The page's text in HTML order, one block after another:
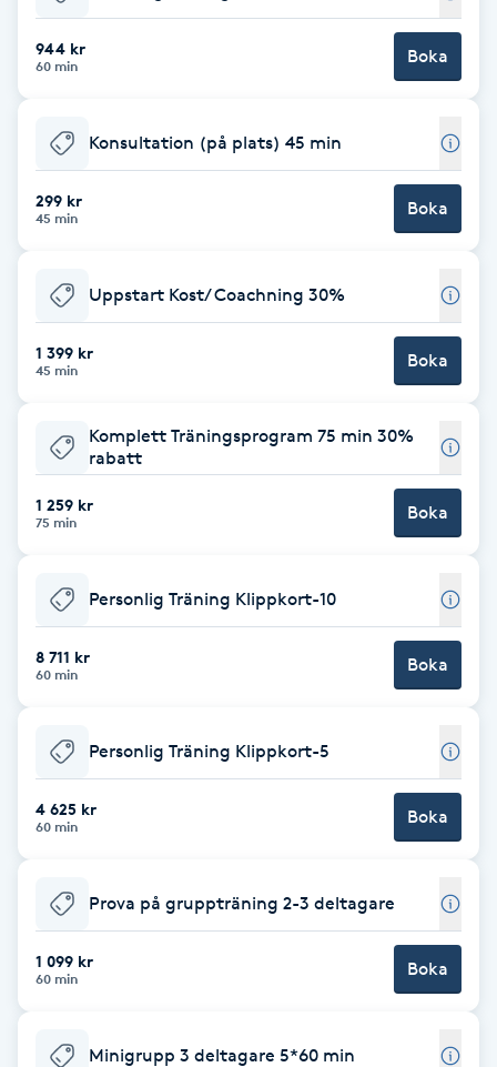
Babylights
Balayage
Barber
Barnklippning
BIAB
Blowout
Bottenfärg
Brynfärgning
Brynplockning
Celluliter
Color correction
Cryoterapi
944 kr
60 min Boka
Konsultation (på plats) 45 min
299 kr
45 min Boka
Uppstart Kost/ Coachning 30%
1 399 kr
45 min Boka
Komplett Träningsprogram 75 min 30%
rabatt
1 259 kr
75 min Boka
Personlig Träning Klippkort-10
8 711 kr
60 min Boka
Personlig Träning Klippkort-5
4 625 kr
60 min Boka
Prova på gruppträning 2-3 deltagare
1 099 kr
60 min Boka
Minigrupp 3 deltagare 5*60 min